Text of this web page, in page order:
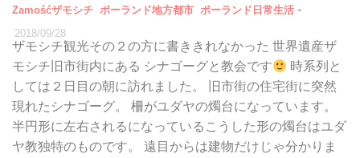
Zamośćザモシチ ポーランド地方都市 ポーランド日常生活 -
2018/09/28
ザモシチ観光その２の方に書ききれなかった 世界遺産ザ
モシチ旧市街内にある シナゴーグと教会です
時系列と
しては２日目の朝に訪れました。 旧市街の住宅街に突然
現れたシナゴーグ。 柵がユダヤの燭台になっています。
半円形に左右されるになっているこうした形の燭台はユダ
ヤ教独特のものです。 遠目からは建物だけじゃ分かりま